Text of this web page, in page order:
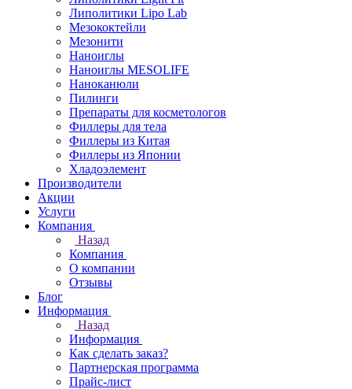
Липолитики Lipo Lab
Мезококтейли
Мезонити
Наноиглы
Наноиглы MESOLIFE
Наноканюли
Пилинги
Препараты для косметологов
Филлеры для тела
Филлеры из Китая
Филлеры из Японии
Хладоэлемент
Производители
Акции
Услуги
Компания
Назад
Компания
О компании
Отзывы
Блог
Информация
Назад
Информация
Как сделать заказ?
Партнерская программа
Прайс-лист